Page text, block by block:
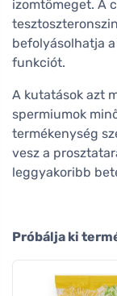
izomtömeget. A
befolyásolhatja
funkciót.
A kutatások azt
spermiumok
termékenység
vesz a
leggyakoribb
Próbálja ki